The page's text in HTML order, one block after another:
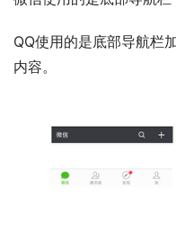
QQ使用的是底部导航栏
内容。